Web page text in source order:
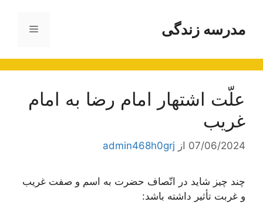
محتوامدرسه زندگی فهرست
علّت اشتهار امام رضا به امام
غريب
07/06/2024 از admin468h0grj
چند چیز شاید در اتّصاف حضرت به اسم و صفت غریب
و غربت تأثیر داشته باشد: